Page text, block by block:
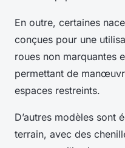
En outre, certaines
conçues pour une
roues non marquantes
permettant de
espaces restreints.
D’autres modèles sont
terrain, avec des